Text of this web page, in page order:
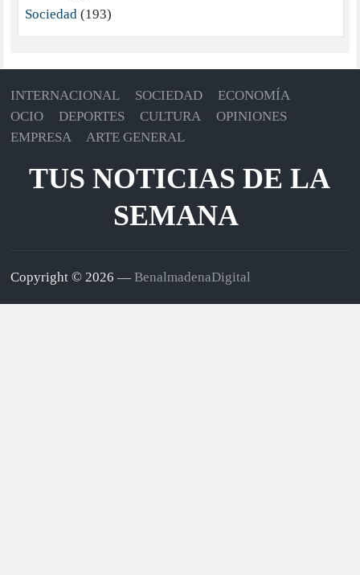
Sociedad(193)
INTERNACIONAL SOCIEDAD
ECONOMÍA
OCIO
DEPORTES CULTURA
OPINIONES
EMPRESA
ARTE GENERAL
TUS NOTICIAS DE LA
SEMANA
Copyright © 2026 —BenalmadenaDigital